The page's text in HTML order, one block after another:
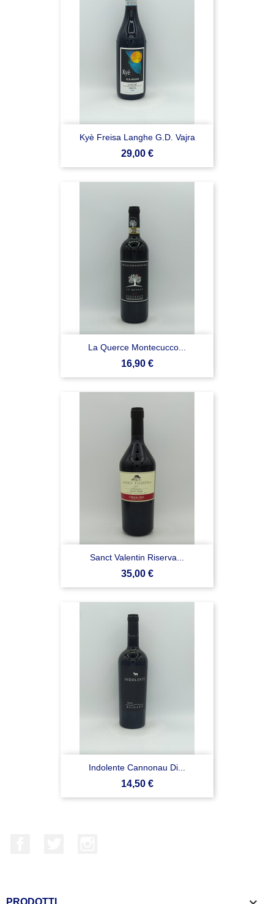
Kyè Freisa Langhe G.D. Vajra
Prezzo
29,00 €
La Querce Montecucco...
Prezzo
16,90 €
Sanct Valentin Riserva...
Prezzo
35,00 €
Indolente Cannonau Di...
Prezzo
14,50 €
PRODOTTI